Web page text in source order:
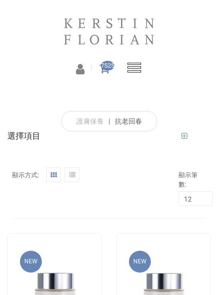
7525
護膚保養 | 抗老回春
選擇項目
顯示方式:
顯示筆
數:
NEW NEW